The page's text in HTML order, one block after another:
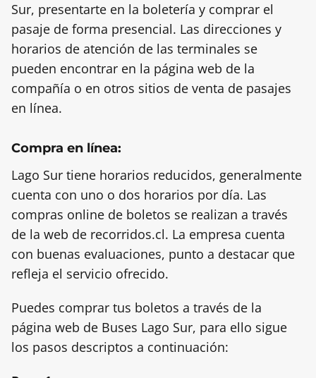
Sur, presentarte en la boletería y comprar el
pasaje de forma presencial. Las direcciones y
horarios de atención de las terminales se
pueden encontrar en la página web de la
compañía o en otros sitios de venta de pasajes
en línea.
Compra en línea:
Lago Sur tiene horarios reducidos, generalmente
cuenta con uno o dos horarios por día. Las
compras online de boletos se realizan a través
de la web de recorridos.cl. La empresa cuenta
con buenas evaluaciones, punto a destacar que
refleja el servicio ofrecido.
Puedes comprar tus boletos a través de la
página web de Buses Lago Sur, para ello sigue
los pasos descriptos a continuación: